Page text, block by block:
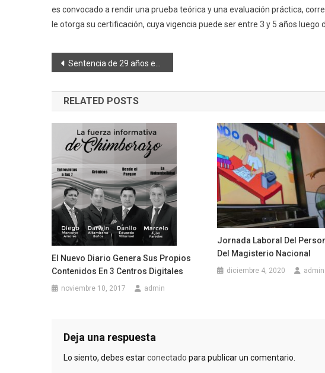
es convocado a rendir una prueba teórica y una evaluación práctica,
le otorga su certificación, cuya vigencia puede ser entre 3 y 5 años luego
Navegación
de
entradas
Sentencia de 29 años en caso de violación de menor en Alausí
RELATED POSTS
El Nuevo Diario Genera Sus Propios
Contenidos En 3 Centros Digitales
noviembre 10, 2017 admin
Jornada Laboral Del
Del Magisterio Nacional
diciembre 4, 2020 admin
Deja una respuesta
Lo siento, debes estarconectado para publicar un comentario.